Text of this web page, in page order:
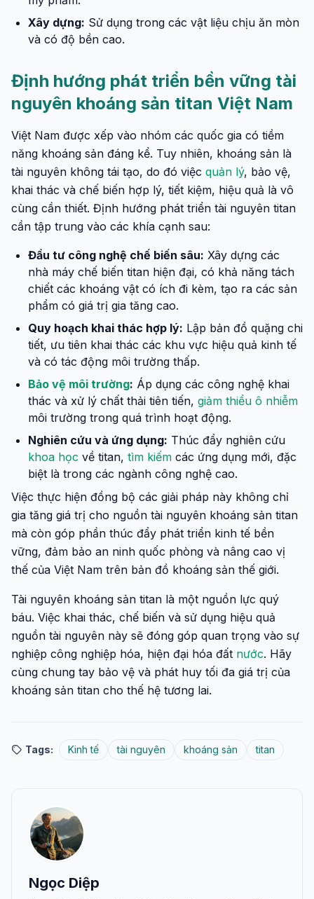
Xây dựng: Sử dụng trong các vật liệu chịu ăn mòn
và có độ bền cao.
Định hướng phát triển bền vững tài
nguyên khoáng sản titan Việt Nam
Việt Nam được xếp vào nhóm các quốc gia có tiềm
năng khoáng sản đáng kể. Tuy nhiên, khoáng sản là
tài nguyên không tái tạo, do đó việc quản lý, bảo vệ,
khai thác và chế biến hợp lý, tiết kiệm, hiệu quả là vô
cùng cần thiết. Định hướng phát triển tài nguyên titan
cần tập trung vào các khía cạnh sau:
Đầu tư công nghệ chế biến sâu: Xây dựng các
nhà máy chế biến titan hiện đại, có khả năng tách
chiết các khoáng vật có ích đi kèm, tạo ra các sản
phẩm có giá trị gia tăng cao.
Quy hoạch khai thác hợp lý: Lập bản đồ quặng chi
tiết, ưu tiên khai thác các khu vực hiệu quả kinh tế
và có tác động môi trường thấp.
Bảo vệ môi trường: Áp dụng các công nghệ khai
thác và xử lý chất thải tiên tiến, giảm thiểu ô nhiễm
môi trường trong quá trình hoạt động.
Nghiên cứu và ứng dụng: Thúc đẩy nghiên cứu
khoa học về titan, tìm kiếm các ứng dụng mới, đặc
biệt là trong các ngành công nghệ cao.
Việc thực hiện đồng bộ các giải pháp này không chỉ
gia tăng giá trị cho nguồn tài nguyên khoáng sản titan
mà còn góp phần thúc đẩy phát triển kinh tế bền
vững, đảm bảo an ninh quốc phòng và nâng cao vị
thế của Việt Nam trên bản đồ khoáng sản thế giới.
Tài nguyên khoáng sản titan là một nguồn lực quý
báu. Việc khai thác, chế biến và sử dụng hiệu quả
nguồn tài nguyên này sẽ đóng góp quan trọng vào sự
nghiệp công nghiệp hóa, hiện đại hóa đất nước. Hãy
cùng chung tay bảo vệ và phát huy tối đa giá trị của
khoáng sản titan cho thế hệ tương lai.
Tags: Kinh tế tài nguyên khoáng sản titan
Ngọc Diệp